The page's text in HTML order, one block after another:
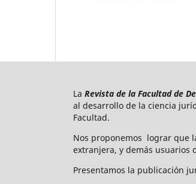
La Revista de la Facultad de
al desarrollo de la ciencia
Facultad.
Nos proponemos lograr que
extranjera, y demás usuarios
Presentamos la publicación